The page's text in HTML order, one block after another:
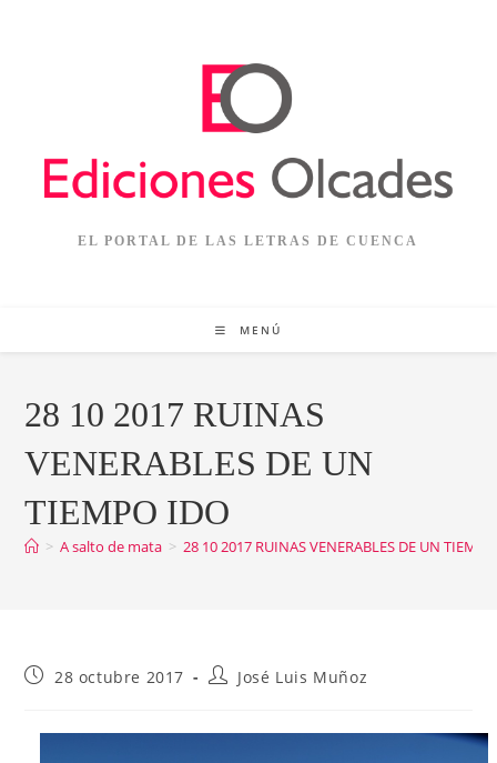
EL PORTAL DE LAS LETRAS DE CUENCA
MENÚ
28 10 2017 RUINAS
VENERABLES DE UN
TIEMPO IDO
> A salto de mata > 28 10 2017 RUINAS VENERABLES DE UN
Publicación
entrada:
28 octubre 2017
Autor
entrada:
José Luis Muñoz